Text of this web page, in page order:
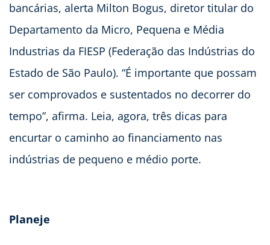
bancárias, alerta Milton Bogus, diretor titular do
Departamento da Micro, Pequena e Média
Industrias da FIESP (Federação das Indústrias do
Estado de São Paulo). “É importante que possam
ser comprovados e sustentados no decorrer do
tempo”, afirma. Leia, agora, três dicas para
encurtar o caminho ao financiamento nas
indústrias de pequeno e médio porte.
Planeje